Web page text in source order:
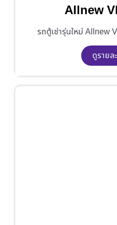
Allnew
รถตู้เช่ารุ่นใหม่ Allnew
ดูรายล